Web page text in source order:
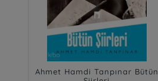
Ahmet Hamdi Tanpınar Bütün